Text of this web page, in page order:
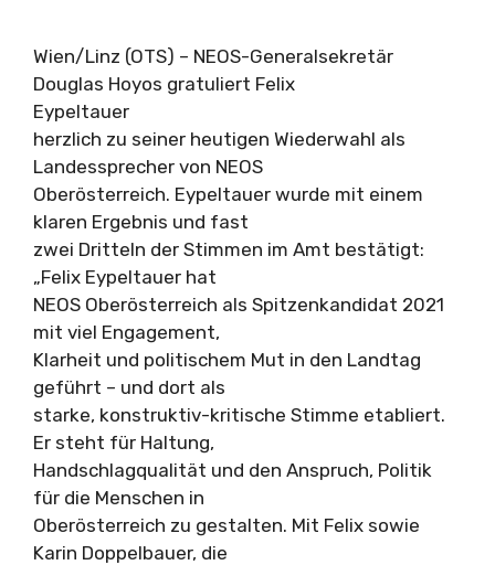
Wien/Linz (OTS) – NEOS-Generalsekretär
Douglas Hoyos gratuliert Felix
Eypeltauer
herzlich zu seiner heutigen Wiederwahl als
Landessprecher von NEOS
Oberösterreich. Eypeltauer wurde mit einem
klaren Ergebnis und fast
zwei Dritteln der Stimmen im Amt bestätigt:
„Felix Eypeltauer hat
NEOS Oberösterreich als Spitzenkandidat 2021
mit viel Engagement,
Klarheit und politischem Mut in den Landtag
geführt – und dort als
starke, konstruktiv-kritische Stimme etabliert.
Er steht für Haltung,
Handschlagqualität und den Anspruch, Politik
für die Menschen in
Oberösterreich zu gestalten. Mit Felix sowie
Karin Doppelbauer, die